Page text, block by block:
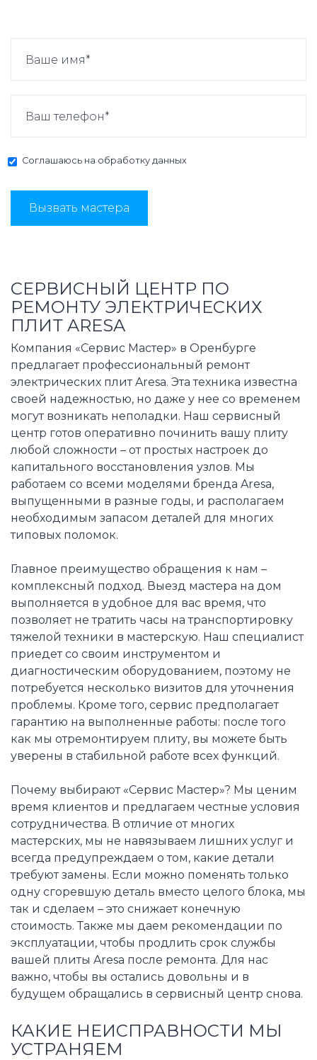
Соглашаюсь на обработку данных
Вызвать мастера
СЕРВИСНЫЙ ЦЕНТР ПО
РЕМОНТУ ЭЛЕКТРИЧЕСКИХ
ПЛИТ ARESA
Компания «Сервис Мастер» в Оренбурге
предлагает профессиональный ремонт
электрических плит Aresa. Эта техника известна
своей надежностью, но даже у нее со временем
могут возникать неполадки. Наш сервисный
центр готов оперативно починить вашу плиту
любой сложности – от простых настроек до
капитального восстановления узлов. Мы
работаем со всеми моделями бренда Aresa,
выпущенными в разные годы, и располагаем
необходимым запасом деталей для многих
типовых поломок.
Главное преимущество обращения к нам –
комплексный подход. Выезд мастера на дом
выполняется в удобное для вас время, что
позволяет не тратить часы на транспортировку
тяжелой техники в мастерскую. Наш специалист
приедет со своим инструментом и
диагностическим оборудованием, поэтому не
потребуется несколько визитов для уточнения
проблемы. Кроме того, сервис предполагает
гарантию на выполненные работы: после того
как мы отремонтируем плиту, вы можете быть
уверены в стабильной работе всех функций.
Почему выбирают «Сервис Мастер»? Мы ценим
время клиентов и предлагаем честные условия
сотрудничества. В отличие от многих
мастерских, мы не навязываем лишних услуг и
всегда предупреждаем о том, какие детали
требуют замены. Если можно поменять только
одну сгоревшую деталь вместо целого блока, мы
так и сделаем – это снижает конечную
стоимость. Также мы даем рекомендации по
эксплуатации, чтобы продлить срок службы
вашей плиты Aresa после ремонта. Для нас
важно, чтобы вы остались довольны и в
будущем обращались в сервисный центр снова.
КАКИЕ НЕИСПРАВНОСТИ МЫ
УСТРАНЯЕМ